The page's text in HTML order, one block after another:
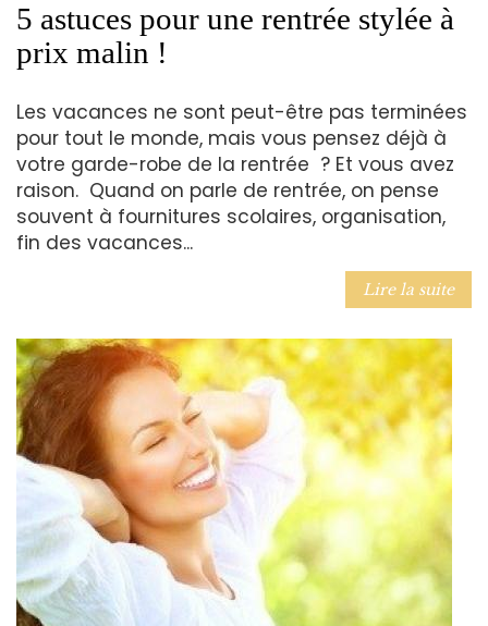
5 astuces pour une rentrée stylée à
prix malin !
Les vacances ne sont peut-être pas terminées
pour tout le monde, mais vous pensez déjà à
votre garde-robe de la rentrée ? Et vous avez
raison. Quand on parle de rentrée, on pense
souvent à fournitures scolaires, organisation,
fin des vacances...
Lire la suite